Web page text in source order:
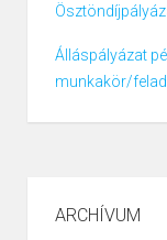
Álláspályázat
munkakör/
ARCHÍVUM